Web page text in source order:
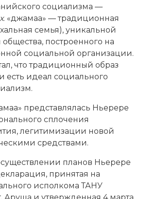
социализма —
. «джамаа» — традиционная
семья), уникальной
построенного на
социальной организации.
что традиционный образ
идеал социального
представлялась Ньерере
сплочения
легитимизации новой
средствами.
планов Ньерере
принятая на
исполкома ТАНУ